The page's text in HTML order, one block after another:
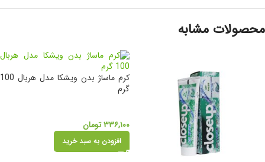
محصولات مشابه
کرم ماساژ بدن ویشکا مدل هربال 100
گرم
۳۳۶,۱۰۰تومان
افزودن به سبد خرید